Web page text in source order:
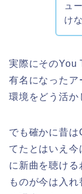
ュ
け
実際にそのYou
有名になったア
環境をどう活か
でも確かに昔
てたとはいえ今
に新曲を聴ける
ものが今は入